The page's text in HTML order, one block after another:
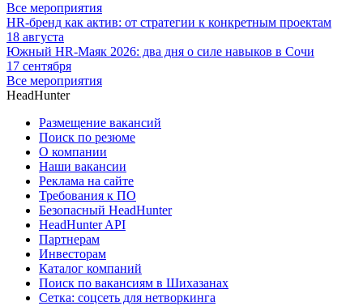
Все мероприятия
HR-бренд как актив: от стратегии к конкретным проектам
18 августа
Южный HR-Маяк 2026: два дня о силе навыков в Сочи
17 сентября
Все мероприятия
HeadHunter
Размещение вакансий
Поиск по резюме
О компании
Наши вакансии
Реклама на сайте
Требования к ПО
Безопасный HeadHunter
HeadHunter API
Партнерам
Инвесторам
Каталог компаний
Поиск по вакансиям в Шихазанах
Сетка: соцсеть для нетворкинга